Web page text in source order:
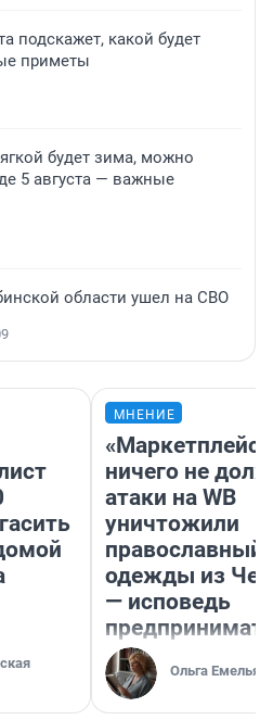
подскажет, какой будет
приметы
будет зима, можно
5 августа — важные
области ушел на СВО
МНЕНИЕ
«Маркетплейс
ничего не
атаки на WB
уничтожили
православный
одежды из
— исповедь
Ольга